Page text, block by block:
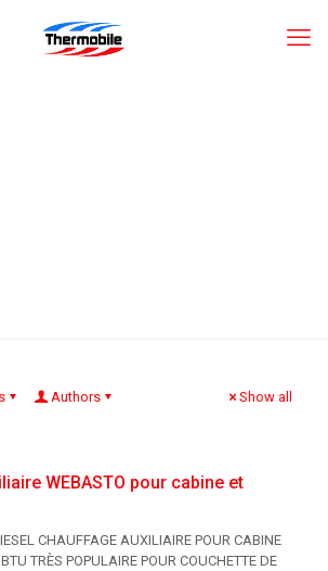
Authors Show all
WEBASTO pour cabine et
CHAUFFAGE AUXILIAIRE POUR CABINE
TRÈS POPULAIRE POUR COUCHETTE DE